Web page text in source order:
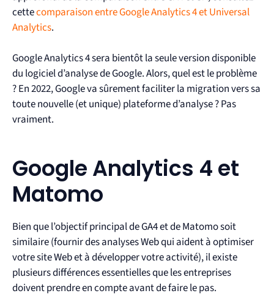
cettecomparaison entre Google Analytics 4 et Universal
Analytics.
Google Analytics 4 sera bientôt la seule version disponible
du logiciel d’analyse de Google. Alors, quel est le problème
? En 2022, Google va sûrement faciliter la migration vers sa
toute nouvelle (et unique) plateforme d’analyse ? Pas
vraiment.
Google Analytics 4 et
Matomo
Bien que l’objectif principal de GA4 et de Matomo soit
similaire (fournir des analyses Web qui aident à optimiser
votre site Web et à développer votre activité), il existe
plusieurs différences essentielles que les entreprises
doivent prendre en compte avant de faire le pas.